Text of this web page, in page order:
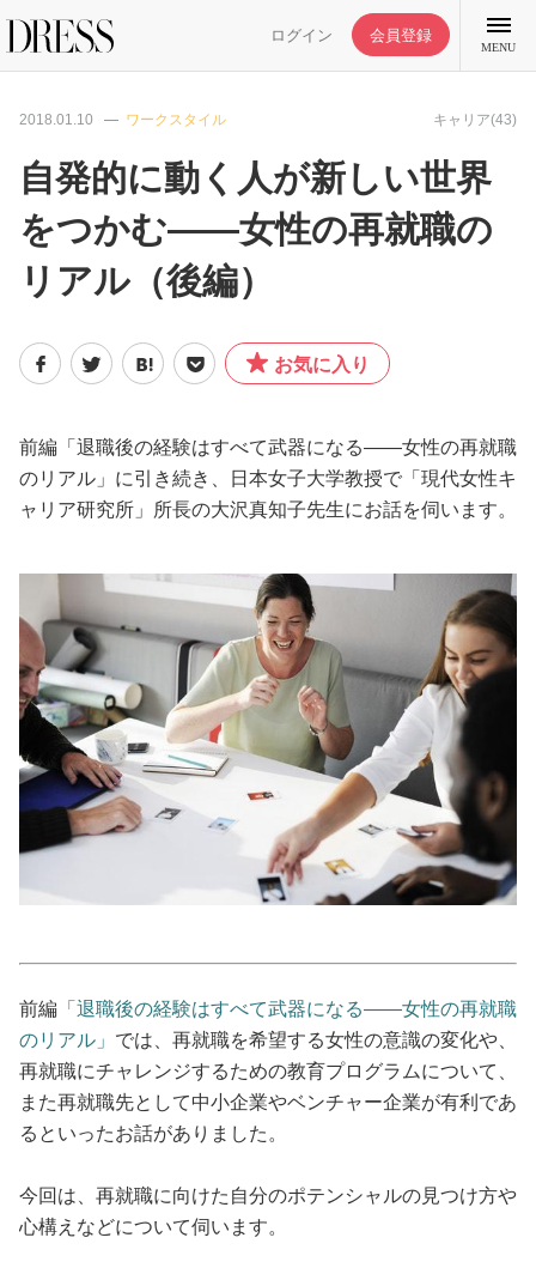
ログイン 会員登録
MENU
特集記事
DRESS部活
ライフスタイル
ファッション
恋愛/結婚/離婚
美容/健康
ワークスタイル
妊娠/出産/家族
ココロ/カラダ
カルチャー/エンタメ
占い
性と愛
ゲーム
2018.01.10 ワークスタイル キャリア(43)
自発的に動く人が新しい世界
をつかむ――女性の再就職の
リアル（後編）
お気に入り
前編「退職後の経験はすべて武器になる――女性の再就職
のリアル」に引き続き、日本女子大学教授で「現代女性キ
ャリア研究所」所長の大沢真知子先生にお話を伺います。
前編 「退職後の経験はすべて武器になる――女性の再就職
のリアル」 では、再就職を希望する女性の意識の変化や、
再就職にチャレンジするための教育プログラムについて、
また再就職先として中小企業やベンチャー企業が有利であ
るといったお話がありました。
今回は、再就職に向けた自分のポテンシャルの見つけ方や
心構えなどについて伺います。